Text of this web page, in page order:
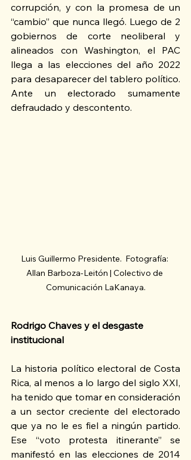
corrupción, y con la promesa de un
“cambio” que nunca llegó. Luego de 2
gobiernos de corte neoliberal y
alineados con Washington, el PAC
llega a las elecciones del año 2022
para desaparecer del tablero político.
Ante un electorado sumamente
defraudado y descontento.
Luis Guillermo Presidente.  Fotografía:
Allan Barboza-Leitón | Colectivo de
Comunicación LaKanaya.
Rodrigo Chaves y el desgaste
institucional
La historia político electoral de Costa
Rica, al menos a lo largo del siglo XXI,
ha tenido que tomar en consideración
a un sector creciente del electorado
que ya no le es fiel a ningún partido.
Ese “voto protesta itinerante” se
manifestó en las elecciones de 2014